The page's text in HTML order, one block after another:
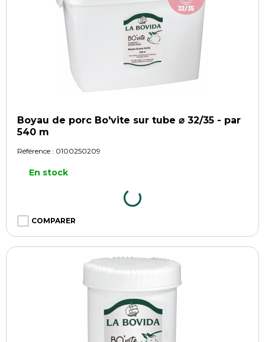
Boyau de porc Bo'vite sur tube ⌀ 32/35 - par
540 m
Référence : 0100250209
En stock
COMPARER